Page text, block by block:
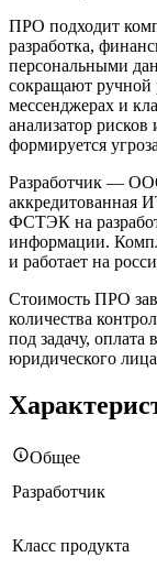
ПРО подходит
разработка,
персональными
сокращают ручной
мессенджерах и
анализатор рисков
формируется
Разработчик —
аккредитованная
ФСТЭК на
информации.
и работает на
Стоимость ПРО
количества
под задачу, оплата
юридического
Общее
Разработчик
Класс продукта